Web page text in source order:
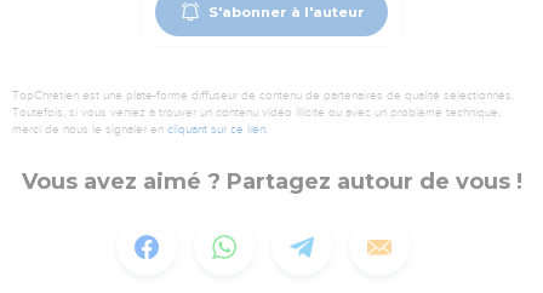
S'abonner à l'auteur
TopChrétien est une plate-forme diffuseur de contenu de partenaires de qualité sélectionnés.
Toutefois, si vous veniez à trouver un contenu vidéo illicite ou avec un problème technique,
merci de nous le signaler en cliquant sur ce lien.
Vous avez aimé ? Partagez autour de vous !